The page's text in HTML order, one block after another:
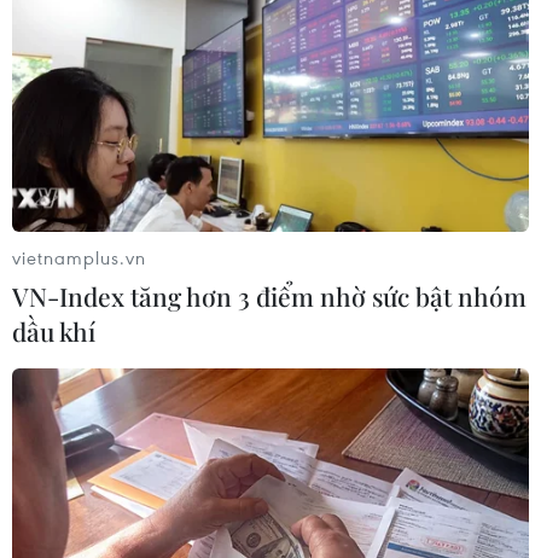
Bộ Y tế khẳng định vẫn cung ứng đủ
vắcxin phòng bệnh dại
06/04/2018 13:56
Đại diện Cục Quản lý Dược khẳng định thời điểm hiện
vietnamplus.vn
VN-Index tăng hơn 3 điểm nhờ sức bật nhóm
dầu khí